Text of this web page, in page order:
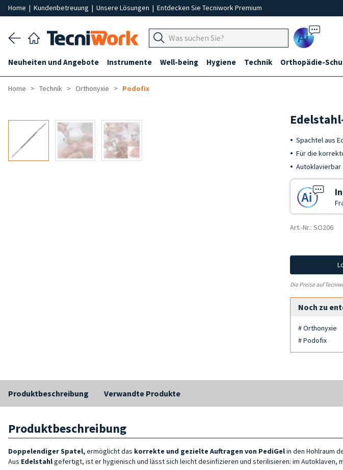
Home | Kundenbetreuung | Unsere Lösungen | Entdecken Sie Tecniwork Premium
Ai
Neuheiten und Angebote Instrumente Well-being Hygiene Technik Orthopädie-
Home Technik Orthonyxie Podofix
Spachtel aus
Für die
Autoklavierbar
Art.-Nr.: SO206
Die Preise auf
Noch zu
# Orthonyxie
# Podofix
Produktbeschreibung Verwandte Produkte
Produktbeschreibung
Doppelendiger Spatel,ermöglicht das korrekte und gezielte Auftragen von PediGelin den Hohlraum
Aus Edelstahlgefertigt, ist er hygienisch und lässt sich leicht desinfizieren und sterilisieren: im Autoklaven,